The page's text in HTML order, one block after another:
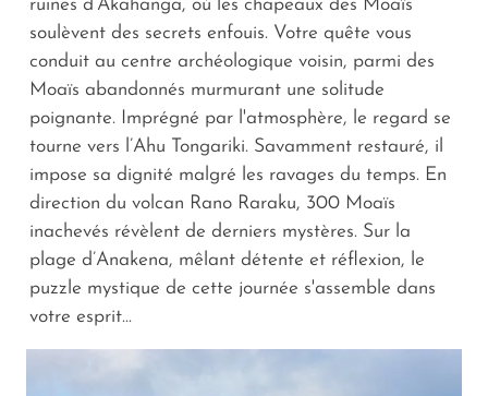
ruines d’Akahanga, où les chapeaux des Moaïs
soulèvent des secrets enfouis. Votre quête vous
conduit au centre archéologique voisin, parmi des
Moaïs abandonnés murmurant une solitude
poignante. Imprégné par l'atmosphère, le regard se
tourne vers l’Ahu Tongariki. Savamment restauré, il
impose sa dignité malgré les ravages du temps. En
direction du volcan Rano Raraku, 300 Moaïs
inachevés révèlent de derniers mystères. Sur la
plage d’Anakena, mêlant détente et réflexion, le
puzzle mystique de cette journée s'assemble dans
votre esprit...